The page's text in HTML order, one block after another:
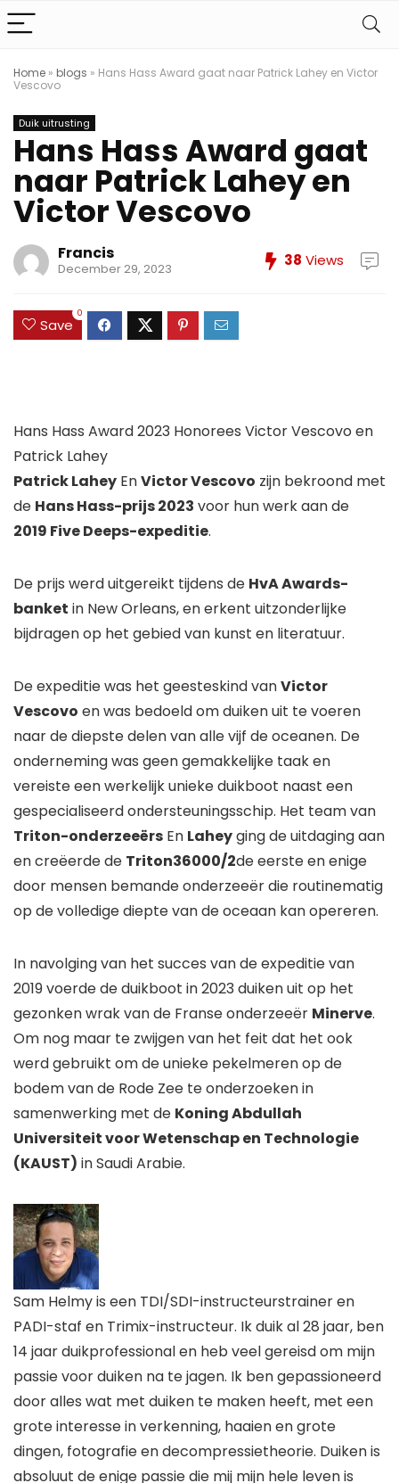
Home » blogs » Hans Hass Award gaat naar Patrick Lahey en Victor
Vescovo
Duik uitrusting
Hans Hass Award gaat
naar Patrick Lahey en
Victor Vescovo
Francis
December 29, 2023 38 Views
Save
0
Hans Hass Award 2023 Honorees Victor Vescovo en
Patrick Lahey
Patrick Lahey EnVictor Vescovo zijn bekroond met
de Hans Hass-prijs 2023 voor hun werk aan de
2019 Five Deeps-expeditie.
De prijs werd uitgereikt tijdens de HvA Awards-
banket in New Orleans, en erkent uitzonderlijke
bijdragen op het gebied van kunst en literatuur.
De expeditie was het geesteskind vanVictor
Vescovo en was bedoeld om duiken uit te voeren
naar de diepste delen van alle vijf de oceanen. De
onderneming was geen gemakkelijke taak en
vereiste een werkelijk unieke duikboot naast een
gespecialiseerd ondersteuningsschip. Het team van
Triton-onderzeeërs En Laheyging de uitdaging aan
en creëerde de Triton36000/2de eerste en enige
door mensen bemande onderzeeër die routinematig
op de volledige diepte van de oceaan kan opereren.
In navolging van het succes van de expeditie van
2019 voerde de duikboot in 2023 duiken uit op het
gezonken wrak van de Franse onderzeeër Minerve.
Om nog maar te zwijgen van het feit dat het ook
werd gebruikt om de unieke pekelmeren op de
bodem van de Rode Zee te onderzoeken in
samenwerking met de Koning Abdullah
Universiteit voor Wetenschap en Technologie
(KAUST) in Saudi Arabie.
Sam Helmy is een TDI/SDI-instructeurstrainer en
PADI-staf en Trimix-instructeur. Ik duik al 28 jaar, ben
14 jaar duikprofessional en heb veel gereisd om mijn
passie voor duiken na te jagen. Ik ben gepassioneerd
door alles wat met duiken te maken heeft, met een
grote interesse in verkenning, haaien en grote
dingen, fotografie en decompressietheorie. Duiken is
absoluut de enige passie die mij mijn hele leven is